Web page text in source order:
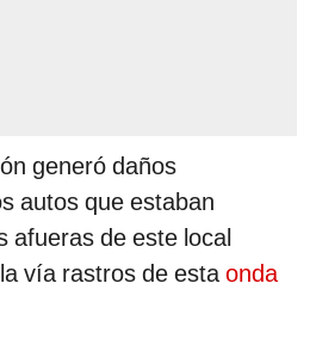
generó daños
autos que estaban
afueras de este local
vía rastros de esta onda